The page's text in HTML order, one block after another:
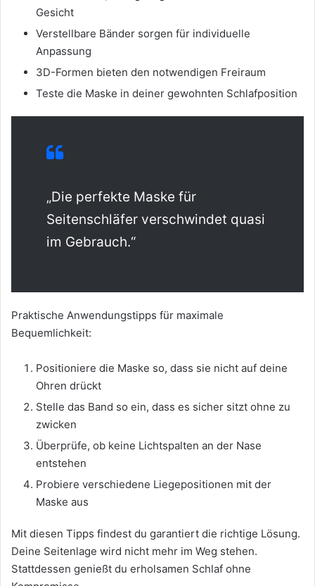
Gesicht
Verstellbare Bänder sorgen für individuelle
Anpassung
3D-Formen bieten den notwendigen Freiraum
Teste die Maske in deiner gewohnten Schlafposition
„Die perfekte Maske für
Seitenschläfer verschwindet quasi
im Gebrauch.“
Praktische Anwendungstipps für maximale
Bequemlichkeit:
Positioniere die Maske so, dass sie nicht auf deine
Ohren drückt
Stelle das Band so ein, dass es sicher sitzt ohne zu
zwicken
Überprüfe, ob keine Lichtspalten an der Nase
entstehen
Probiere verschiedene Liegepositionen mit der
Maske aus
Mit diesen Tipps findest du garantiert die richtige Lösung.
Deine Seitenlage wird nicht mehr im Weg stehen.
Stattdessen genießt du erholsamen Schlaf ohne